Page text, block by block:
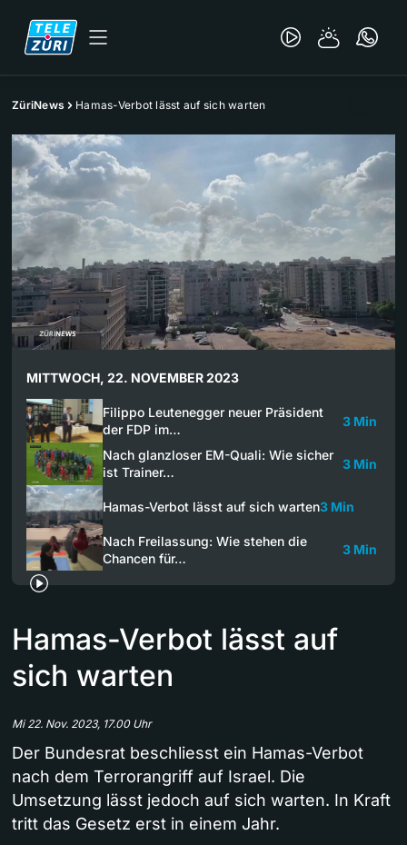
ZüriNews Hamas-Verbot lässt auf sich warten
MITTWOCH, 22. NOVEMBER 2023
Filippo Leutenegger neuer Präsident
der FDP im…
3 Min
Nach glanzloser EM-Quali: Wie sicher
ist Trainer…
3 Min
Hamas-Verbot lässt auf sich warten3 Min
Nach Freilassung: Wie stehen die
Chancen für…
3 Min
Hamas-Verbot lässt auf
sich warten
Mi 22. Nov. 2023, 17.00 Uhr
Der Bundesrat beschliesst ein Hamas-Verbot
nach dem Terrorangriff auf Israel. Die
Umsetzung lässt jedoch auf sich warten. In Kraft
tritt das Gesetz erst in einem Jahr.